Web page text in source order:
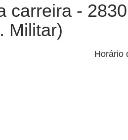
carreira -
Militar)
Horário